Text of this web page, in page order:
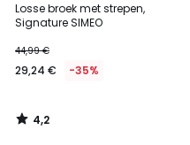
Losse broek met strepen,
Signature SIMEO
44,99 €
29,24 € -35%
/ 5
4,2
/